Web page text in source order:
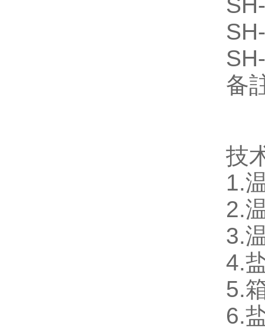
备
技
1.
2.
3.
4.
5.
6.